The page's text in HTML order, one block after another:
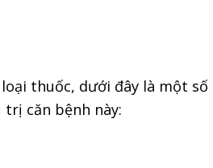
thuốc, dưới đây là một
căn bệnh này: